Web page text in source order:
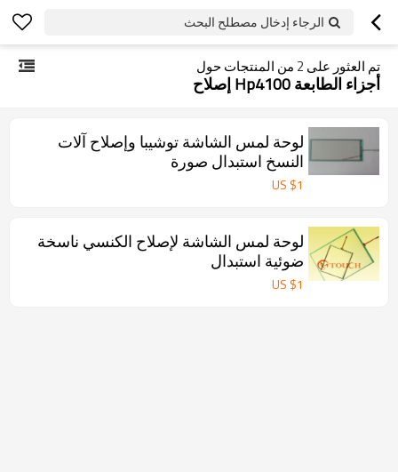
الرجاء إدخال مصطلح البحث
تم العثور على 2 من المنتجات حول
أجزاء الطابعة Hp4100 إصلاح
لوحة لمس الشاشة توشيبا وإصلاح آلات
النسخ استبدال صورة
US $1
لوحة لمس الشاشة لإصلاح الكنسي ناسخة
ضوئية استبدال
US $1